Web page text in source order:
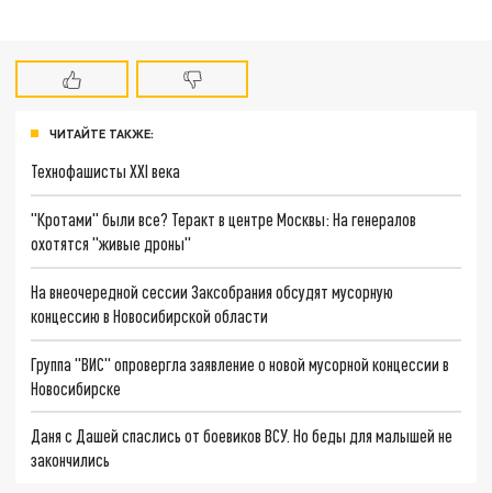
ЧИТАЙТЕ ТАКЖЕ:
Технофашисты XXI века
"Кротами" были все? Теракт в центре Москвы: На генералов
охотятся "живые дроны"
На внеочередной сессии Заксобрания обсудят мусорную
концессию в Новосибирской области
Группа "ВИС" опровергла заявление о новой мусорной концессии в
Новосибирске
Даня с Дашей спаслись от боевиков ВСУ. Но беды для малышей не
закончились